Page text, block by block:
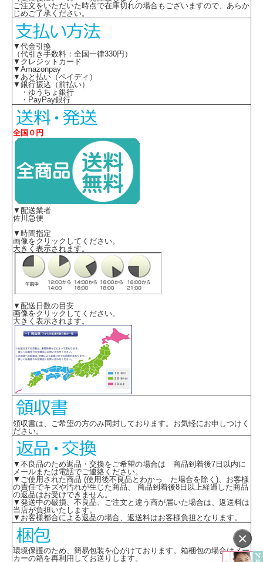
×
ご注文をいただいた時点で在庫切れの場合もございますので、あらか
じめご了承ください。
▼代金引換
（代引き手数料：全国一律330円）
▼クレジットカード
▼Amazonpay
▼あと払い（ペイディ）
▼銀行振込（前払い）
・ゆうちょ銀行
・PayPay銀行
全国０円
▼配送業者
佐川急便
▼時間指定
画像をクリックしてください。
大きく表示されます。
▼配送日数の目安
画像をクリックしてください。
大きく表示されます。
領収書は、ご希望の方のみ同封しております。お気軽にお申しつけく
ださい。
▼不良品のため返品・交換をご希望の場合は 商品到着後7日以内に
メールまたは電話でご連絡ください。
▼ご使用された商品 (使用後不良品とわかっ た場合を除く)、お客様
の責任でキズや汚れが生じた商品、 商品到着後8日以上経過した商品
の返品はお受けできません。
▼発送中の破損、不良品、ご注文と違う商が届いた場合は、返送料は
当店が負担いたします。
▼お客様都合による返品の場合、返送料はお客様負担となります。
環境保護のため、簡易包装を心がけております。箱梱包の場合はメー
カーの箱を再利用してお送りします。